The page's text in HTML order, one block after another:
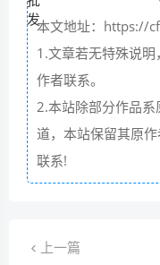
本文地址：https://
1.文章若无特殊说
作者联系。
2.本站除部分作品
道，本站保留其原
联系!
上一篇